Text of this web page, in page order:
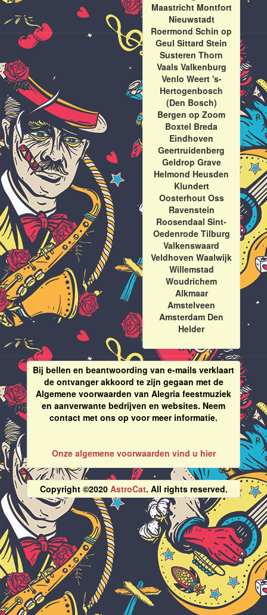
Maastricht Montfort
Nieuwstadt
Roermond Schin op
Geul Sittard Stein
Susteren Thorn
Vaals Valkenburg
Venlo Weert 's-
Hertogenbosch
(Den Bosch)
Bergen op Zoom
Boxtel Breda
Eindhoven
Geertruidenberg
Geldrop Grave
Helmond Heusden
Klundert
Oosterhout Oss
Ravenstein
Roosendaal Sint-
Oedenrode Tilburg
Valkenswaard
Veldhoven Waalwijk
Willemstad
Woudrichem
Alkmaar
Amstelveen
Amsterdam Den
Helder
Bij bellen en beantwoording van e-mails verklaart
de ontvanger akkoord te zijn gegaan met de
Algemene voorwaarden van Alegria feestmuziek
en aanverwante bedrijven en websites. Neem
contact met ons op voor meer informatie.
Onze algemene voorwaarden vind u hier
Copyright ©2020 AstroCat. All rights reserved.